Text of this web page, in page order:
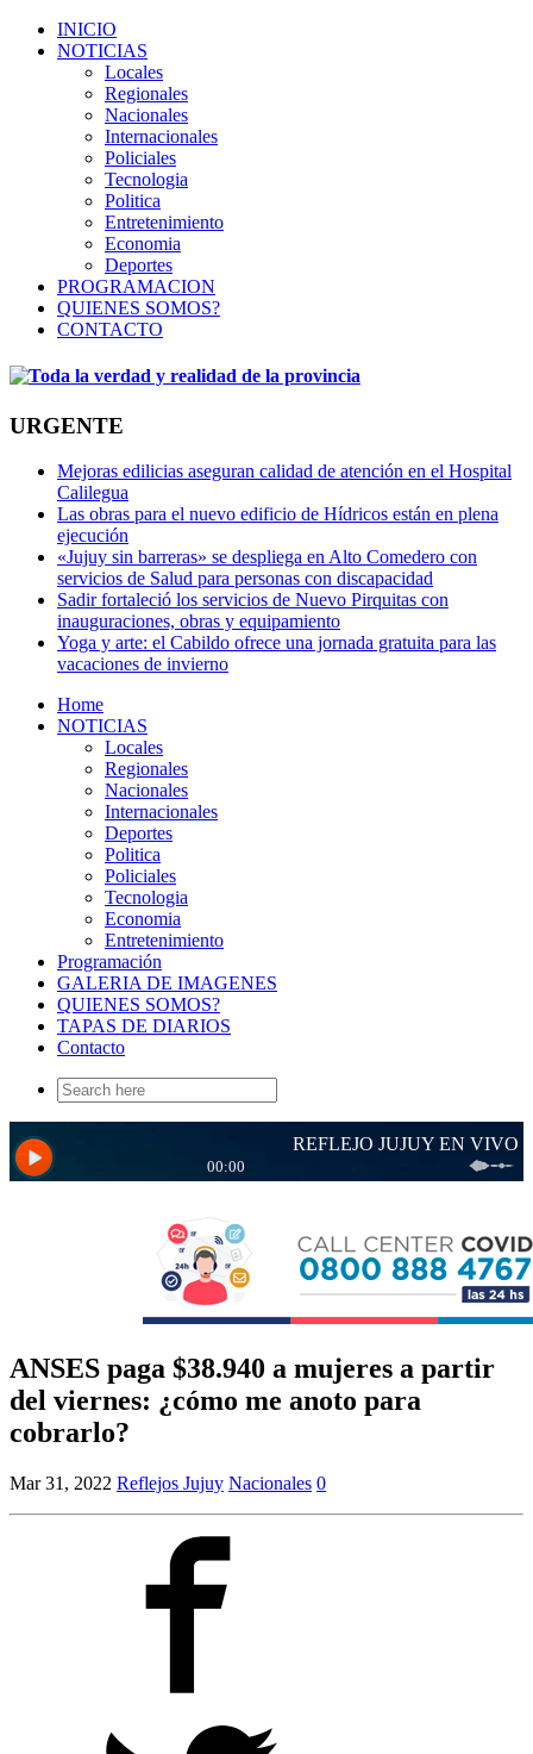
INICIO
NOTICIAS
Locales
Regionales
Nacionales
Internacionales
Policiales
Tecnologia
Politica
Entretenimiento
Economia
Deportes
PROGRAMACION
QUIENES SOMOS?
CONTACTO
URGENTE
Mejoras edilicias aseguran calidad de atención en el Hospital
Calilegua
Las obras para el nuevo edificio de Hídricos están en plena
ejecución
«Jujuy sin barreras» se despliega en Alto Comedero con
servicios de Salud para personas con discapacidad
Sadir fortaleció los servicios de Nuevo Pirquitas con
inauguraciones, obras y equipamiento
Yoga y arte: el Cabildo ofrece una jornada gratuita para las
vacaciones de invierno
Home
NOTICIAS
Locales
Regionales
Nacionales
Internacionales
Deportes
Politica
Policiales
Tecnologia
Economia
Entretenimiento
Programación
GALERIA DE IMAGENES
QUIENES SOMOS?
TAPAS DE DIARIOS
Contacto
Search
for:
ANSES paga $38.940 a mujeres a partir
del viernes: ¿cómo me anoto para
cobrarlo?
Mar 31, 2022 Reflejos Jujuy Nacionales 0